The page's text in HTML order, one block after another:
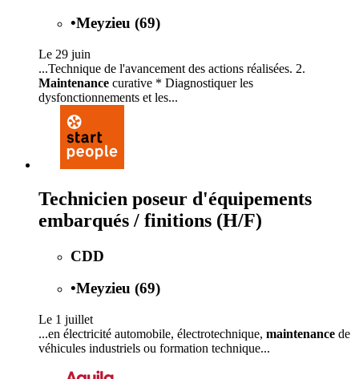
•Meyzieu (69)
Le 29 juin
...Technique de l'avancement des actions réalisées. 2.
Maintenance curative * Diagnostiquer les
dysfonctionnements et les...
Technicien poseur d'équipements
embarqués / finitions (H/F)
CDD
•Meyzieu (69)
Le 1 juillet
...en électricité automobile, électrotechnique, maintenance de
véhicules industriels ou formation technique...